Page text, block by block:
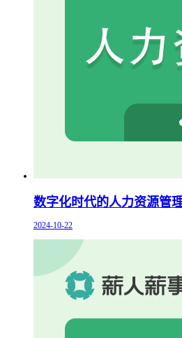
数字化时代的人力资源管
2024-10-22